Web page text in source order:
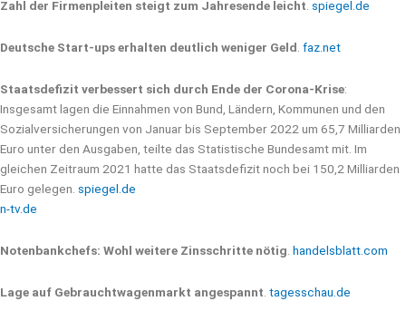
Zahl der Firmenpleiten steigt zum Jahresende leicht spiegel.de
Deutsche Start-ups erhalten deutlich weniger Geld faz.net
Staatsdefizit verbessert sich durch Ende der Corona-Krise:
Insgesamt lagen die Einnahmen von Bund, Ländern, Kommunen und den
Sozialversicherungen von Januar bis September 2022 um 65,7 Milliarden
Euro unter den Ausgaben, teilte das Statistische Bundesamt mit. Im
gleichen Zeitraum 2021 hatte das Staatsdefizit noch bei 150,2 Milliarden
Euro gelegen. spiegel.de
n-tv.de
Notenbankchefs: Wohl weitere Zinsschritte nötig handelsblatt.com
Lage auf Gebrauchtwagenmarkt angespannt tagesschau.de